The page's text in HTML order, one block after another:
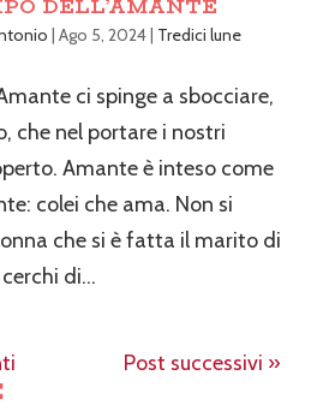
DELL’AMANTE
| Ago 5, 2024| Tredici lune
ci spinge a sbocciare,
che nel portare i nostri
Amante è inteso come
colei che ama. Non si
che si è fatta il marito di
di...
Post successivi »